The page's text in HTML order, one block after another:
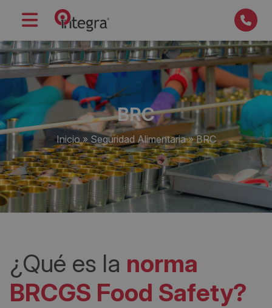
BRC
Inicio» Seguridad Alimentaria»BRC
¿Qué es la norma
BRCGS Food Safety?